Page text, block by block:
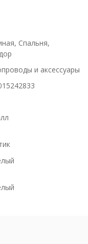
Спальня,
и аксессуары